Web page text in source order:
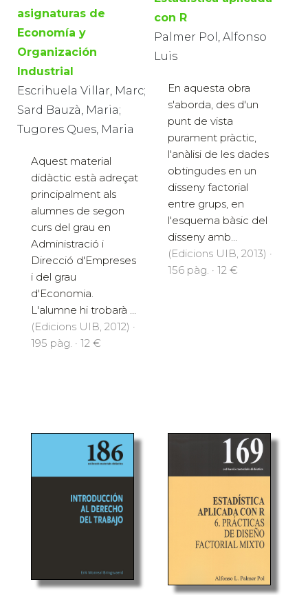
asignaturas de
Economía y
Organización
Industrial
Escrihuela Villar, Marc;
Sard Bauzà, Maria;
Tugores Ques, Maria
Aquest material
didàctic està adreçat
principalment als
alumnes de segon
curs del grau en
Administració i
Direcció d'Empreses
i del grau
d'Economia.
L'alumne hi trobarà ...
(Edicions UIB, 2012) ·
195 pàg. · 12 €
con R
Palmer Pol, Alfonso
Luis
En aquesta obra
s'aborda, des d'un
punt de vista
purament pràctic,
l'anàlisi de les dades
obtingudes en un
disseny factorial
entre grups, en
l'esquema bàsic del
disseny amb...
(Edicions UIB, 2013) ·
156 pàg. · 12 €